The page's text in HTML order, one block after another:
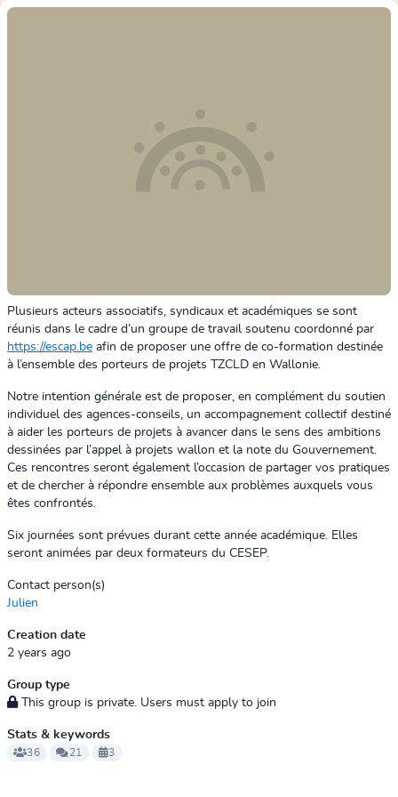
Plusieurs acteurs associatifs, syndicaux et académiques se sont
réunis dans le cadre d’un groupe de travail soutenu coordonné par
https://escap.be afin de proposer une offre de co-formation destinée
à l’ensemble des porteurs de projets TZCLD en Wallonie.
Notre intention générale est de proposer, en complément du soutien
individuel des agences-conseils, un accompagnement collectif destiné
à aider les porteurs de projets à avancer dans le sens des ambitions
dessinées par l’appel à projets wallon et la note du Gouvernement.
Ces rencontres seront également l’occasion de partager vos pratiques
et de chercher à répondre ensemble aux problèmes auxquels vous
êtes confrontés.
Six journées sont prévues durant cette année académique. Elles
seront animées par deux formateurs du CESEP.
Contact person(s)
Julien
Creation date
2 years ago
Group type
This group is private. Users must apply to join
Stats & keywords
36 21 3